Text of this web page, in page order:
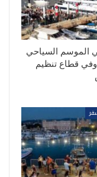
الموسم السياحي
قطاع تنظيم